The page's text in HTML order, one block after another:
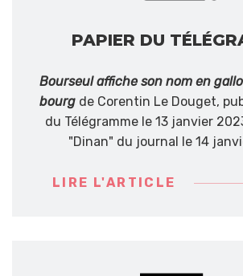
PAPIER DU
Bourseul affiche son nom en
bourg de Corentin Le Douget,
du Télégramme le 13 janvier
"Dinan" du journal le 14
LIRE L'ARTICLE